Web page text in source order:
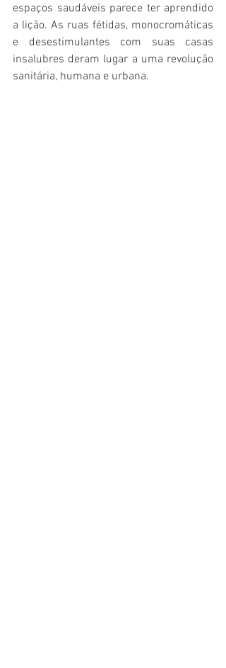
espaços saudáveis parece ter aprendido
a lição. As ruas fétidas, monocromáticas
e desestimulantes com suas casas
insalubres deram lugar a uma revolução
sanitária, humana e urbana.